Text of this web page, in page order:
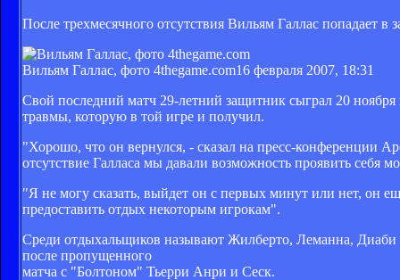
После трехмесячного отсутствия Вильям Галлас попадает
Вильям Галлас, фото 4thegame.com16 февраля 2007, 18:31
Свой последний матч 29-летний защитник сыграл 20
травмы, которую в той игре и получил.
"Хорошо, что он вернулся, - сказал на пресс-конференции
отсутствие Галласа мы давали возможность проявить
"Я не могу сказать, выйдет он с первых минут или нет, он
предоставить отдых некоторым игрокам".
Среди отдыхальщиков называют Жилберто, Леманна, Диаби
после пропущенного
матча с "Болтоном" Тьерри Анри и Сеск.